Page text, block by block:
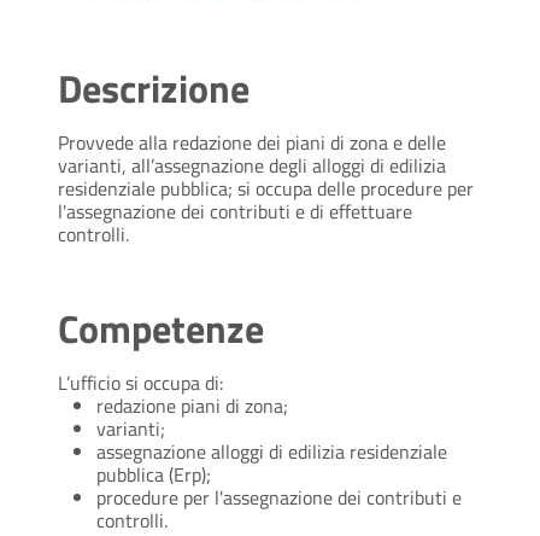
Descrizione
Provvede alla redazione dei piani di zona e delle
varianti, all’assegnazione degli alloggi di edilizia
residenziale pubblica; si occupa delle procedure per
l'assegnazione dei contributi e di effettuare
controlli.
Competenze
L’ufficio si occupa di:
redazione piani di zona;
varianti;
assegnazione alloggi di edilizia residenziale
pubblica (Erp);
procedure per l'assegnazione dei contributi e
controlli.